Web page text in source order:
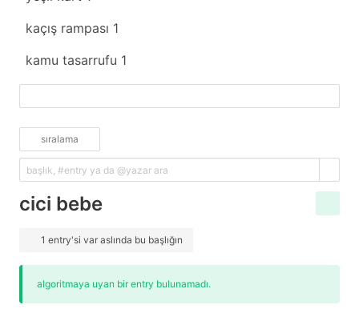
kaçış rampası 1
kamu tasarrufu 1
sıralama
cici bebe
1 entry'si var aslında bu başlığın
algoritmaya uyan bir entry bulunamadı.